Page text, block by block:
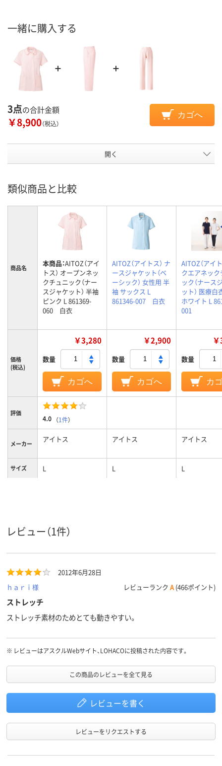
一緒に購入する
3点の合計金額
￥8,900（税込）
カゴへ
開く
類似商品と比較
商品名 本商品：AITOZ（アイ
トス） オープンネッ
クチュニック（ナー
スジャケット） 半袖
ピンク L 861369-
060 白衣
AITOZ（アイトス） ナ
ースジャケット（ベ
ーシック） 女性用 半
袖 サックス L
861346-007 白衣
AITOZ（アイ
クエアネッ
ック（ナース
ット） 医療白
ホワイト L
001
価格
(税込)
￥3,280
数量
カゴへ
￥2,900
数量
カゴへ
数量
カ
評価
4.0 （1件）
メーカー アイトス アイトス アイトス
サイズ L L L
ストレッチギャバ
100%）
100%）
100%）
レビュー（1件）
2012年6月28日
ｈａｒｉ様
レビューランク A (466ポイント)
ストレッチ
ストレッチ素材のためとても動きやすい。
※ レビューはアスクルWebサイト、LOHACOに投稿された内容です。
この商品のレビューを全て見る
レビューを書く
レビューをリクエストする